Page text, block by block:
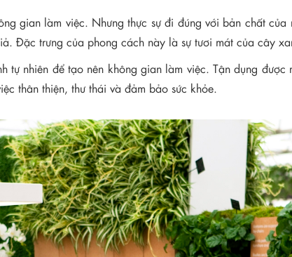
gian làm việc. Nhưng thực sự đi đúng với bản chất
Đặc trưng của phong cách này là sự tươi mát của cây
nhiên để tạo nên không gian làm việc. Tận dụng
thân thiện, thư thái và đảm bảo sức khỏe.